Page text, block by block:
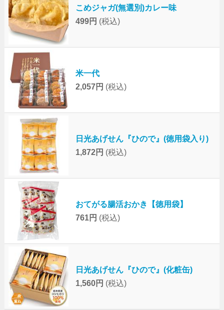
こめジャガ(無選別)カレー味
499円 (税込)
米一代
2,057円 (税込)
日光あげせん『ひので』(徳用袋入り)
1,872円 (税込)
おてがる腸活おかき【徳用袋】
761円 (税込)
日光あげせん『ひので』(化粧缶)
1,560円 (税込)